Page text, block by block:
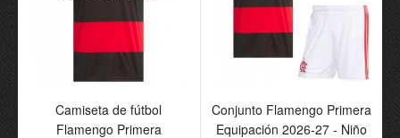
Camiseta de fútbol São
Paulo Primera Equipación
Camiseta de fútbol
Palmeiras Primera
Camiseta de fútbol
Flamengo Primera
Conjunto Flamengo Primera
Equipación 2026-27 - Niño